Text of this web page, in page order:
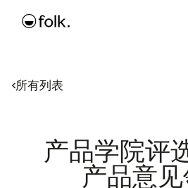
所有列表
产品学院评
产品意